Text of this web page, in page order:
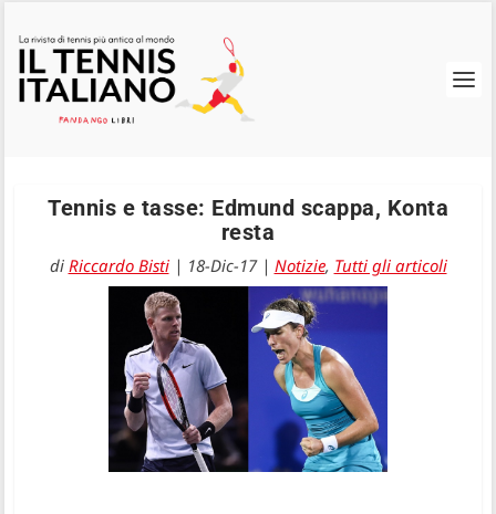
Tennis e tasse: Edmund scappa, Konta
resta
di Riccardo Bisti| 18-Dic-17| Notizie, Tutti gli articoli